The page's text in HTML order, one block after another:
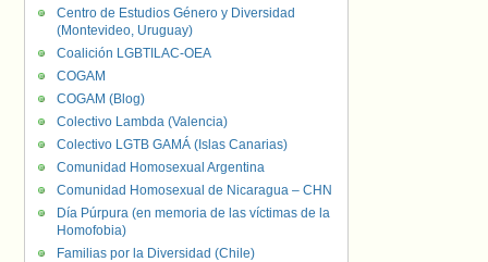
Centro de Estudios Género y Diversidad
(Montevideo, Uruguay)
Coalición LGBTILAC-OEA
COGAM
COGAM (Blog)
Colectivo Lambda (Valencia)
Colectivo LGTB GAMÁ (Islas Canarias)
Comunidad Homosexual Argentina
Comunidad Homosexual de Nicaragua – CHN
Día Púrpura (en memoria de las víctimas de la
Homofobia)
Familias por la Diversidad (Chile)